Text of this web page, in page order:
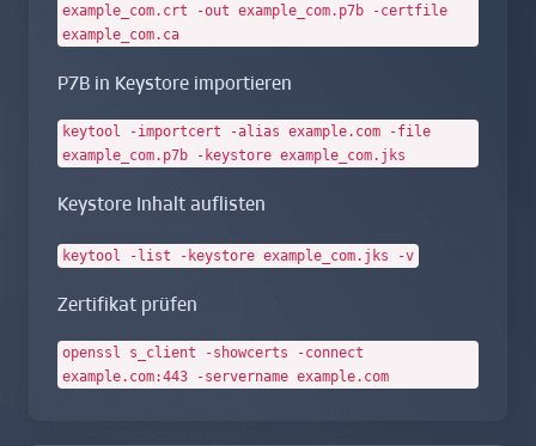
example_com.crt -out example_com.p7b -certfile
example_com.ca
P7B in Keystore importieren
keytool -importcert -alias example.com -file
example_com.p7b -keystore example_com.jks
Keystore Inhalt auflisten
keytool -list -keystore example_com.jks -v
Zertifikat prüfen
openssl s_client -showcerts -connect
example.com:443 -servername example.com